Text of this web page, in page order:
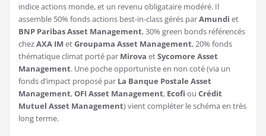
indice actions monde, et un revenu obligataire modéré. Il
assemble 50% fonds actions best-in-class gérés parAmundi et
BNP Paribas Asset Management, 30% green bonds référencés
chezAXA IM etGroupama Asset Management, 20% fonds
thématique climat porté par Mirova etSycomore Asset
Management. Une poche opportuniste en non coté (via un
fonds d’impact proposé par La Banque Postale Asset
Management,OFI Asset Management, Ecofi ou Crédit
Mutuel Asset Management) vient compléter le schéma en très
long terme.